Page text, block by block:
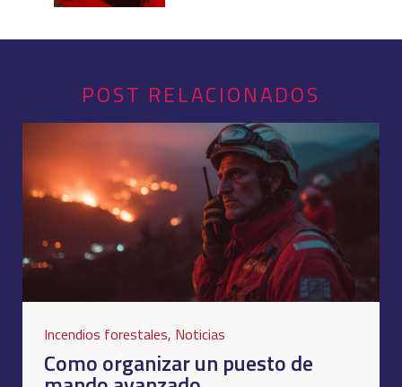
POST RELACIONADOS
Incendios forestales, Noticias
Como organizar un puesto de